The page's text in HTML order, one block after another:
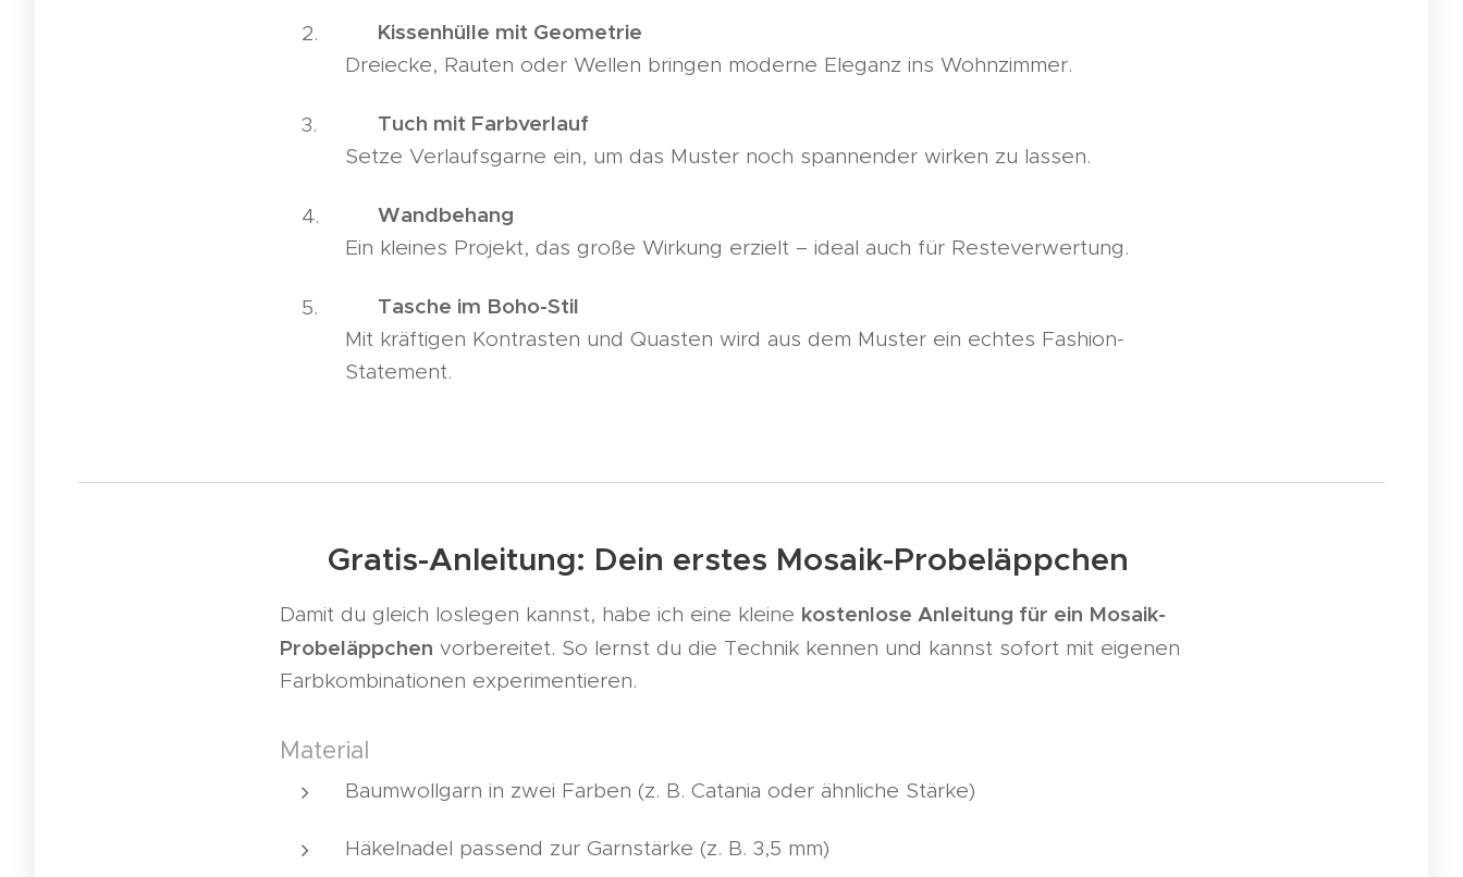
Kissenhülle mit Geometrie
Dreiecke, Rauten oder Wellen bringen moderne Eleganz ins Wohnzimmer.
Tuch mit Farbverlauf
Setze Verlaufsgarne ein, um das Muster noch spannender wirken zu lassen.
Wandbehang
Ein kleines Projekt, das große Wirkung erzielt – ideal auch für Resteverwertung.
Tasche im Boho-Stil
Mit kräftigen Kontrasten und Quasten wird aus dem Muster ein echtes Fashion-
Statement.
📖 Gratis-Anleitung: Dein erstes Mosaik-Probeläppchen
Damit du gleich loslegen kannst, habe ich eine kleine kostenlose Anleitung für ein Mosaik-
Probeläppchen vorbereitet. So lernst du die Technik kennen und kannst sofort mit eigenen
Farbkombinationen experimentieren.
Material
Baumwollgarn in zwei Farben (z. B. Catania oder ähnliche Stärke)
Häkelnadel passend zur Garnstärke (z. B. 3,5 mm)